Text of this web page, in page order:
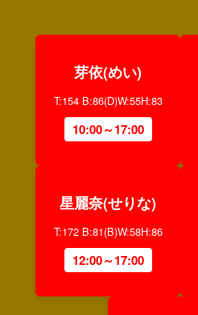
芽依(めい)
T:154 B:86(D)W:55H:83
10:00～17:00
星麗奈(せりな)
T:172 B:81(B)W:58H:86
12:00～17:00